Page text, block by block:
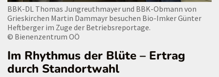
BBK-DL Thomas Jungreuthmayer und BBK-Obmann von
Grieskirchen Martin Dammayr besuchen Bio-Imker Günter
Heftberger im Zuge der Betriebsreportage.
© Bienenzentrum OÖ
Im Rhythmus der Blüte – Ertrag
durch Standortwahl